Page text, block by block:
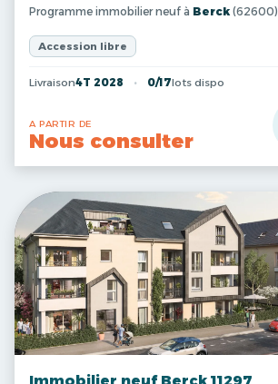
Programme immobilier neuf à Berck (62600)
Accession libre
Livraison4T 2028 0/17lots dispo
A PARTIR DE
Nous consulter